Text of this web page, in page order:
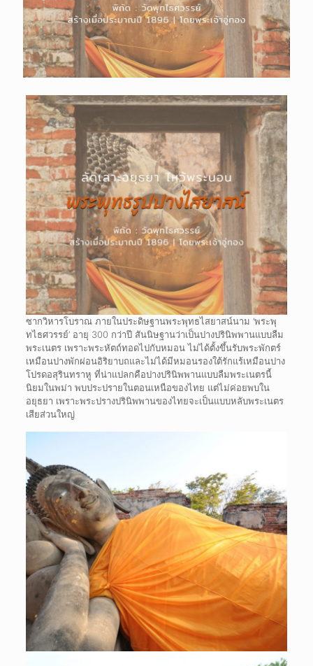
ซากวิหารโบราณ ภายในประดิษฐานพระพุทธไสยาสน์นาม ‘พระพุ
ทไธศวรรย์’ อายุ 300 กว่าปี สันนิษฐานว่าเป็นปางปรินิพพานแบบลืม
พระเนตร เพราะพระหัตถ์ทอดไปกับหมอน ไม่ได้ตั้งขึ้นรับพระพักตร์
เหมือนปางพักผ่อนอิริยาบถและไม่ได้มีหมอนรองใต้รักแร้เหมือนปาง
โปรดอสุรินทราหู ที่น่าแปลกคือปางปรินิพพานแบบลืมพระเนตรนี้
นิยมในพม่า พบประปรายในตอนเหนือของไทย แต่ไม่ค่อยพบใน
อยุธยา เพราะพระปรางปรินิพพานของไทยจะเป็นแบบหลับพระเนตร
เสียส่วนใหญ่